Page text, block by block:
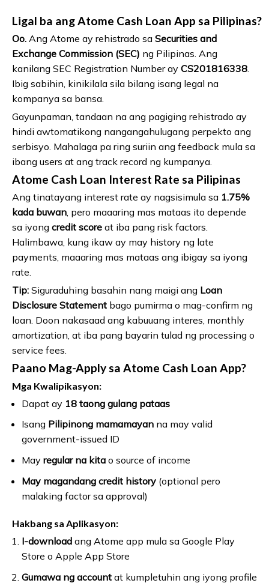
Ligal ba ang Atome Cash Loan App sa Pilipinas?
Oo. Ang Atome ay rehistrado sa Securities and
Exchange Commission (SEC) ng Pilipinas. Ang
kanilang SEC Registration Number ay CS201816338
Ibig sabihin, kinikilala sila bilang isang legal na
kompanya sa bansa.
Gayunpaman, tandaan na ang pagiging rehistrado ay
hindi awtomatikong nangangahulugang perpekto ang
serbisyo. Mahalaga pa ring suriin ang feedback mula sa
ibang users at ang track record ng kumpanya.
Atome Cash Loan Interest Rate sa Pilipinas
Ang tinatayang interest rate ay nagsisimula sa 1.75%
kada buwan , pero maaaring mas mataas ito depende
sa iyong credit score at iba pang risk factors.
Halimbawa, kung ikaw ay may history ng late
payments, maaaring mas mataas ang ibigay sa iyong
rate.
Tip: Siguraduhing basahin nang maigi ang Loan
Disclosure Statement bago pumirma o mag-confirm ng
loan. Doon nakasaad ang kabuuang interes, monthly
amortization, at iba pang bayarin tulad ng processing o
service fees.
Paano Mag-Apply sa Atome Cash Loan App?
Mga Kwalipikasyon:
Dapat ay 18 taong gulang pataas
Isang Pilipinong mamamayanna may valid
government-issued ID
May regular na kitao source of income
May magandang credit history(optional pero
malaking factor sa approval)
Hakbang sa Aplikasyon:
I-downloadang Atome app mula sa Google Play
Store o Apple App Store
Gumawa ng accountat kumpletuhin ang iyong profile